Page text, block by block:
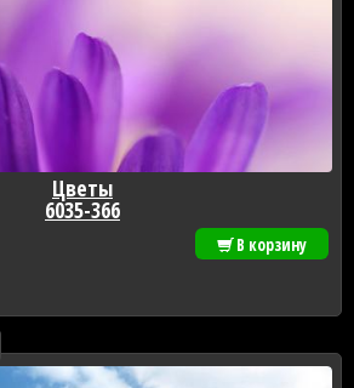
Цветы
6035-366
В корзину